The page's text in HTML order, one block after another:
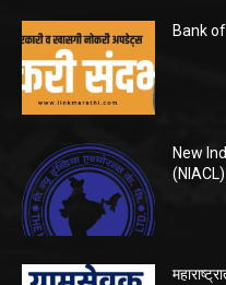
Bank
New
(NIACL)